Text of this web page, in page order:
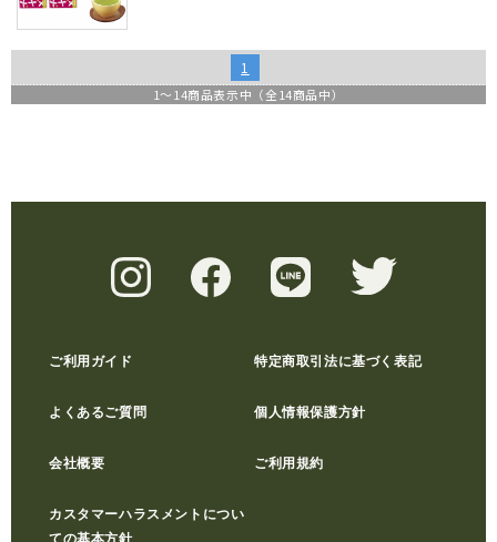
1
1～ 14商品表示中（全 14商品中）
ご利用ガイド 特定商取引法に基づく表記
よくあるご質問 個人情報保護方針
会社概要 ご利用規約
カスタマーハラスメントについ
ての基本方針